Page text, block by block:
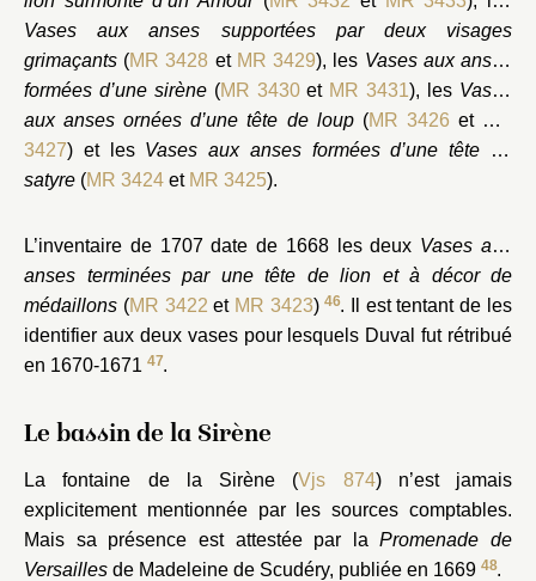
Vases aux anses supportées par deux visages
grimaçants (MR 3428 et MR 3429), les Vases aux anses
formées d’une sirène(MR 3430et MR 3431), les Vases
aux anses ornées d’une tête de loup(MR 3426 et MR
3427) et les Vases aux anses formées d’une tête de
satyre (MR 3424 et MR 3425).
L’inventaire de 1707 date de 1668 les deux Vases aux
anses terminées par une tête de lion et à décor de
médaillons (MR 3422 et MR 3423) 46. Il est tentant de les
identifier aux deux vases pour lesquels Duval fut rétribué
en 1670-1671 47.
Le bassin de la Sirène
La fontaine de la Sirène (Vjs 874) n’est jamais
explicitement mentionnée par les sources comptables.
Mais sa présence est attestée par laPromenade de
Versailles de Madeleine de Scudéry, publiée en 1669 48.